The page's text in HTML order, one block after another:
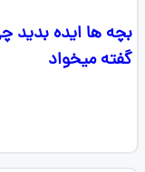
بچه ها ایده بدید
گفته میخواد